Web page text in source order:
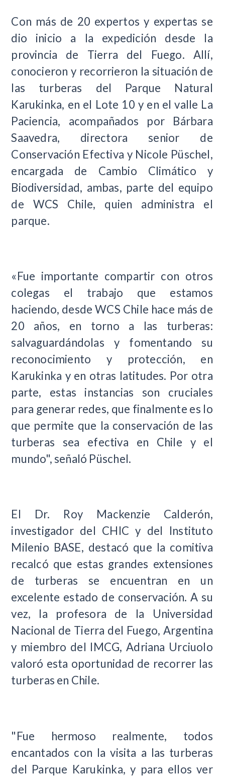
Con más de 20 expertos y expertas se
dio inicio a la expedición desde la
provincia de Tierra del Fuego. Allí,
conocieron y recorrieron la situación de
las turberas del Parque Natural
Karukinka, en el Lote 10 y en el valle La
Paciencia, acompañados por Bárbara
Saavedra, directora senior de
Conservación Efectiva y Nicole Püschel,
encargada de Cambio Climático y
Biodiversidad, ambas, parte del equipo
de WCS Chile, quien administra el
parque.
«Fue importante compartir con otros
colegas el trabajo que estamos
haciendo, desde WCS Chile hace más de
20 años, en torno a las turberas:
salvaguardándolas y fomentando su
reconocimiento y protección, en
Karukinka y en otras latitudes. Por otra
parte, estas instancias son cruciales
para generar redes, que finalmente es lo
que permite que la conservación de las
turberas sea efectiva en Chile y el
mundo", señaló Püschel.
El Dr. Roy Mackenzie Calderón,
investigador del CHIC y del Instituto
Milenio BASE, destacó que la comitiva
recalcó que estas grandes extensiones
de turberas se encuentran en un
excelente estado de conservación. A su
vez, la profesora de la Universidad
Nacional de Tierra del Fuego, Argentina
y miembro del IMCG, Adriana Urciuolo
valoró esta oportunidad de recorrer las
turberas en Chile.
"Fue hermoso realmente, todos
encantados con la visita a las turberas
del Parque Karukinka, y para ellos ver